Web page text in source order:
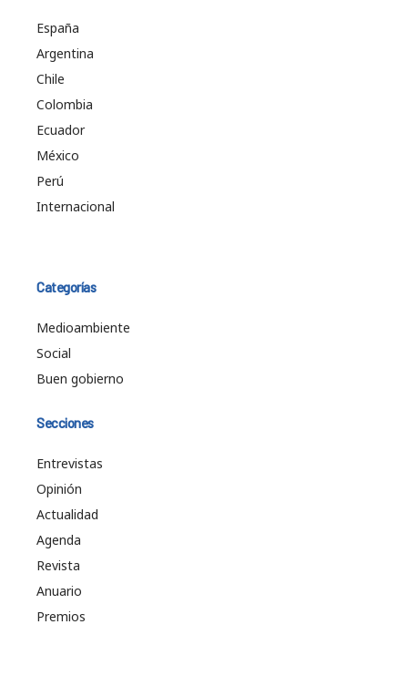
España
Argentina
Chile
Colombia
Ecuador
México
Perú
Internacional
Categorías
Medioambiente
Social
Buen gobierno
Secciones
Entrevistas
Opinión
Actualidad
Agenda
Revista
Anuario
Premios